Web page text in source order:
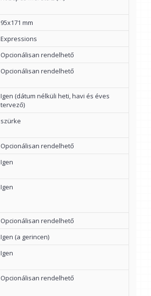
95x171 mm
Expressions
Opcionálisan rendelhető
Opcionálisan rendelhető
Igen (dátum nélküli heti, havi és éves
tervező)
szürke
Opcionálisan rendelhető
Igen
Igen
Opcionálisan rendelhető
Igen (a gerincen)
Igen
Opcionálisan rendelhető